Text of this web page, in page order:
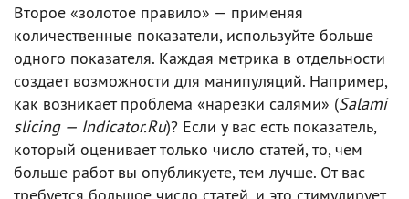
Второе «золотое правило» — применяя
количественные показатели, используйте больше
одного показателя. Каждая метрика в отдельности
создает возможности для манипуляций. Например,
как возникает проблема «нарезки салями» (Salami
slicing — Indicator.Ru)? Если у вас есть показатель,
который оценивает только число статей, то, чем
больше работ вы опубликуете, тем лучше. От вас
требуется большое число статей, и это стимулирует